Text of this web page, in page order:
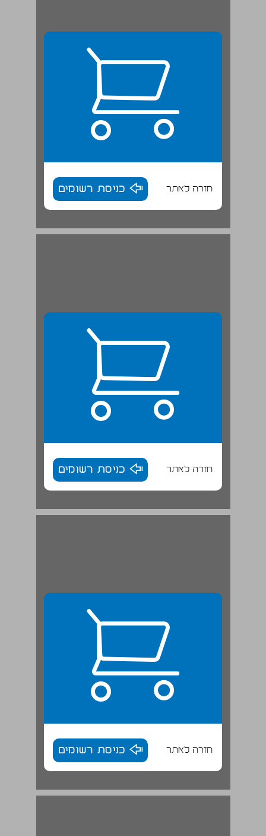
חזרה לאתר כניסת רשומים
חזרה לאתר כניסת רשומים
חזרה לאתר כניסת רשומים
פרק שני: מחתרות של איש אחד ... 18